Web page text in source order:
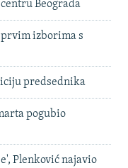
Beograda
izborima s
predsednika
pogubio
Plenković najavio